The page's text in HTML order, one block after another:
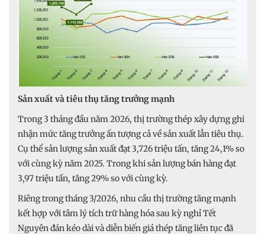
Sản xuất và tiêu thụ tăng trưởng mạnh
Trong 3 tháng đầu năm 2026, thị trường thép xây dựng ghi
nhận mức tăng trưởng ấn tượng cả về sản xuất lẫn tiêu thụ.
Cụ thể sản lượng sản xuất đạt 3,726 triệu tấn, tăng 24,1% so
với cùng kỳ năm 2025. Trong khi sản lượng bán hàng đạt
3,97 triệu tấn, tăng 29% so với cùng kỳ.
Riêng trong tháng 3/2026, nhu cầu thị trường tăng mạnh
kết hợp với tâm lý tích trữ hàng hóa sau kỳ nghỉ Tết
Nguyên đán kéo dài và diễn biến giá thép tăng liên tục đã